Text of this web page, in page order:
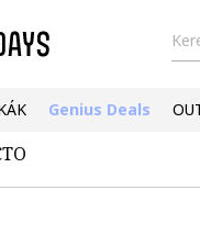
Genius Deals